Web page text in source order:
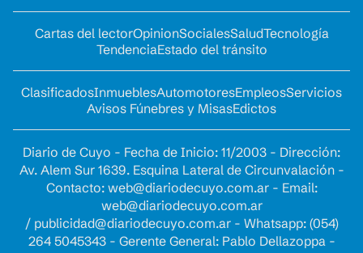
Cartas del lectorOpinionSocialesSaludTecnología
TendenciaEstado del tránsito
ClasificadosInmueblesAutomotoresEmpleosServicios
Avisos Fúnebres y MisasEdictos
Diario de Cuyo - Fecha de Inicio: 11/2003 - Dirección:
Av. Alem Sur 1639. Esquina Lateral de Circunvalación -
Contacto: web@diariodecuyo.com.ar- Email:
web@diariodecuyo.com.ar
/ publicidad@diariodecuyo.com.ar- Whatsapp: (054)
264 5045343 - Gerente General: Pablo Dellazoppa -